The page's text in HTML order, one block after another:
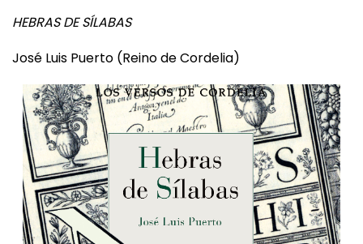
José Luis Puerto (Reino de Cordelia)